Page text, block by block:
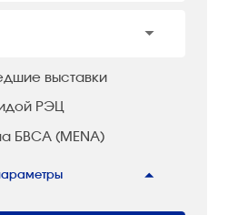
выставки
РЭЦ
БВСА (MENA)